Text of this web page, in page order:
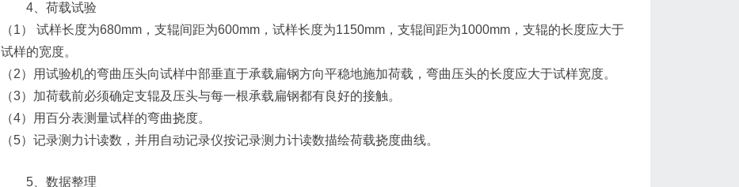
4、荷载试验
（1） 试样长度为680mm，支辊间距为600mm，试样长度为1150mm，支辊间距为1000mm，支辊的长度应大于
试样的宽度。
（2）用试验机的弯曲压头向试样中部垂直于承载扁钢方向平稳地施加荷载，弯曲压头的长度应大于试样宽度。
（3）加荷载前必须确定支辊及压头与每一根承载扁钢都有良好的接触。
（4）用百分表测量试样的弯曲挠度。
（5）记录测力计读数，并用自动记录仪按记录测力计读数描绘荷载挠度曲线。
5、数据整理